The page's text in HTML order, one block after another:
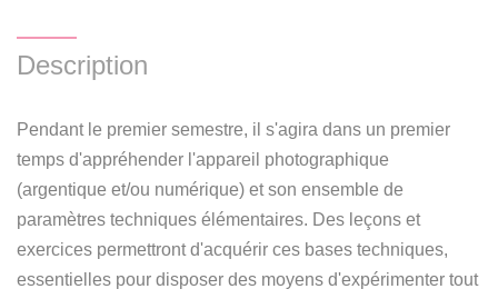
Description
Pendant le premier semestre, il s'agira dans un premier
temps d'appréhender l'appareil photographique
(argentique et/ou numérique) et son ensemble de
paramètres techniques élémentaires. Des leçons et
exercices permettront d'acquérir ces bases techniques,
essentielles pour disposer des moyens d'expérimenter tout